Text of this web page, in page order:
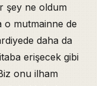
şey ne oldum
o mutmainne de
daha da
erişecek gibi
onu ilham